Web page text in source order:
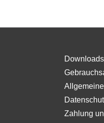
Downloads
Zahlung